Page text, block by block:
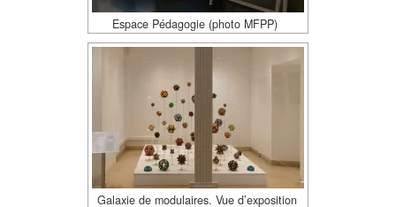
Espace Pédagogie (photo MFPP)
Galaxie de modulaires. Vue d’exposition